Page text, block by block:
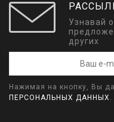
Узнавай
других
Нажимая на кнопку, Вы
ПЕРСОНАЛЬНЫХ ДАННЫХ .